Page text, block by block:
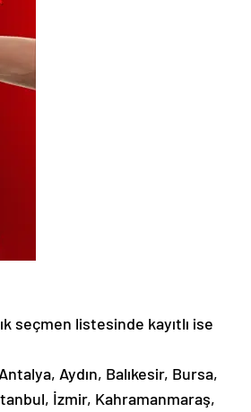
seçmen listesinde kayıtlı ise
Aydın, Balıkesir, Bursa,
İzmir, Kahramanmaraş,